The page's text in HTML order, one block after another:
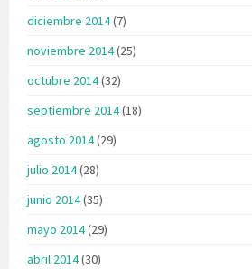
diciembre 2014(7)
noviembre 2014(25)
octubre 2014(32)
septiembre 2014(18)
agosto 2014(29)
julio 2014(28)
junio 2014(35)
mayo 2014(29)
abril 2014(30)